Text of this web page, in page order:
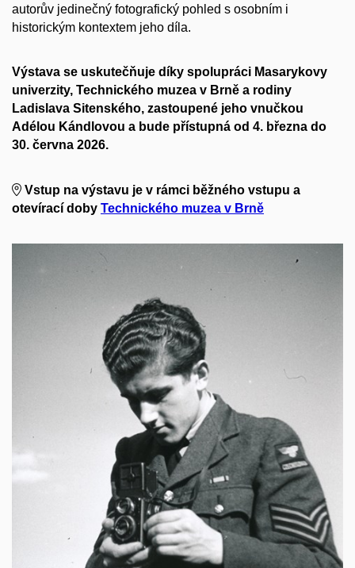
autorův jedinečný fotografický pohled s osobním i
historickým kontextem jeho díla.
Výstava se uskutečňuje díky spolupráci Masarykovy
univerzity, Technického muzea v Brně a rodiny
Ladislava Sitenského, zastoupené jeho vnučkou
Adélou Kándlovou a bude přístupná od 4. března do
30. června 2026.
Vstup na výstavu je v rámci běžného vstupu a
otevírací doby Technického muzea v Brně